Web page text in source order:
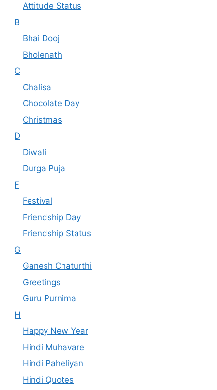
Attitude Status
B
Bhai Dooj
Bholenath
C
Chalisa
Chocolate Day
Christmas
D
Diwali
Durga Puja
F
Festival
Friendship Day
Friendship Status
G
Ganesh Chaturthi
Greetings
Guru Purnima
H
Happy New Year
Hindi Muhavare
Hindi Paheliyan
Hindi Quotes